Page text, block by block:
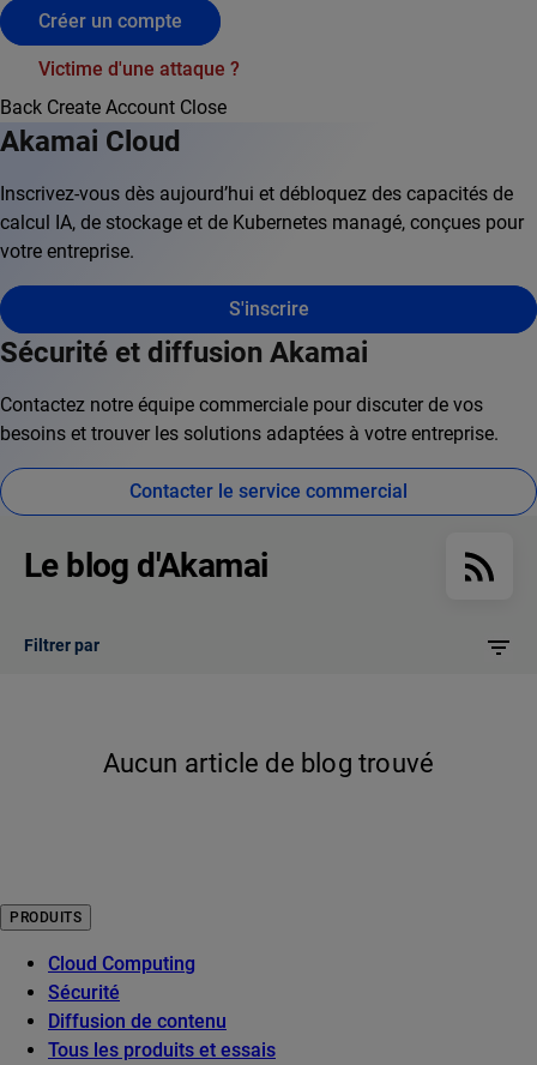
Créer un compte
Victime d'une attaque ?
Back Create Account Close
Akamai Cloud
Inscrivez-vous dès aujourd’hui et débloquez des capacités de
calcul IA, de stockage et de Kubernetes managé, conçues pour
votre entreprise.
S'inscrire
Sécurité et diffusion Akamai
Contactez notre équipe commerciale pour discuter de vos
besoins et trouver les solutions adaptées à votre entreprise.
Contacter le service commercial
Le blog d'Akamai
Filtrer par
Aucun article de blog trouvé
PRODUITS
Cloud Computing
Sécurité
Diffusion de contenu
Tous les produits et essais